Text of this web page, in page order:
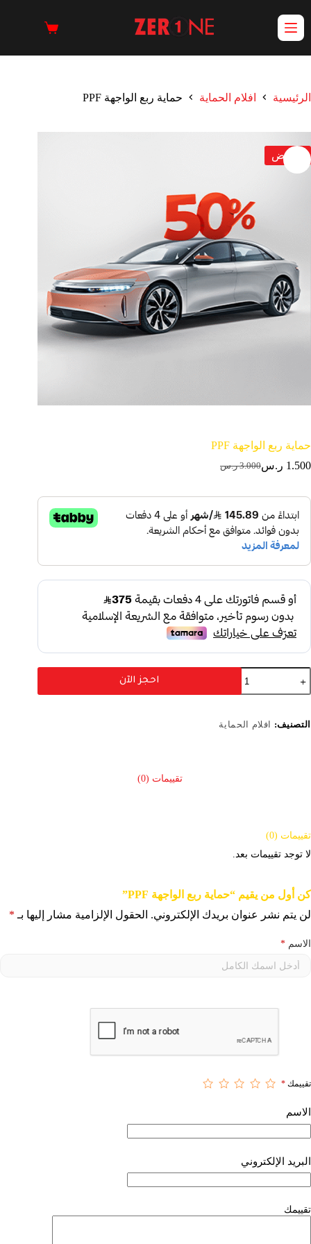
الرئيسية افلام الحماية حماية ربع الواجهة PPF
تخفيض
حماية ربع الواجهة PPF
3.000 ر.س 1.500 ر.س
احجز الآن
التصنيف: افلام الحماية
كن أول من يقيم “حماية ربع الواجهة PPF”
لن يتم نشر عنوان بريدك الإلكتروني. الحقول الإلزامية مشار إليها بـ *
الاسم *
تقييمك *
الاسم
البريد الإلكتروني